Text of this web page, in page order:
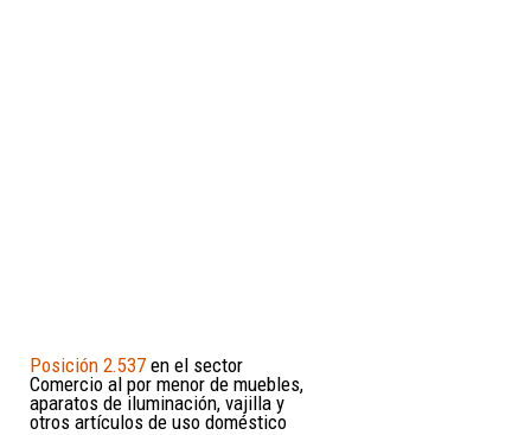
Posición 2.537 en el sector
Comercio al por menor de muebles,
aparatos de iluminación, vajilla y
otros artículos de uso doméstico